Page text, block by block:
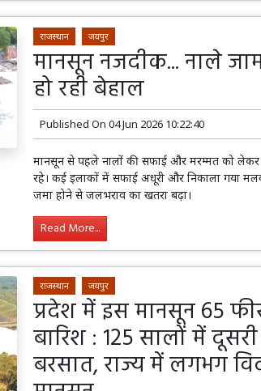
राजस्थान जयपुर
मानसून नजदीक... नाले
हो रही बेहाल
Published On 04 Jun 2026 10:22:40
मानसून से पहले नालों की सफाई और मरम्मत को
रहे। कई इलाकों में सफाई अधूरी और निकाला गया
जमा होने से जलभराव का खतरा बढ़ा।
Read More...
राजस्थान जयपुर
प्रदेश में इस मानसून 65
बारिश : 125 सालों में
बरसात, राज्य में लगभग